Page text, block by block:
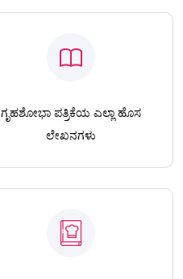
ಗೃಹಶೋಭಾ ಪತ್ರಿಕೆಯ ಎಲ್ಲಾ ಹೊಸ
ಲೇಖನಗಳು